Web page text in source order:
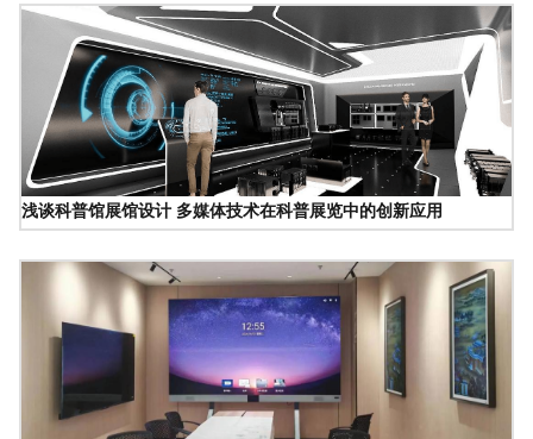
浅谈科普馆展馆设计 多媒体技术在科普展览中的创新应用